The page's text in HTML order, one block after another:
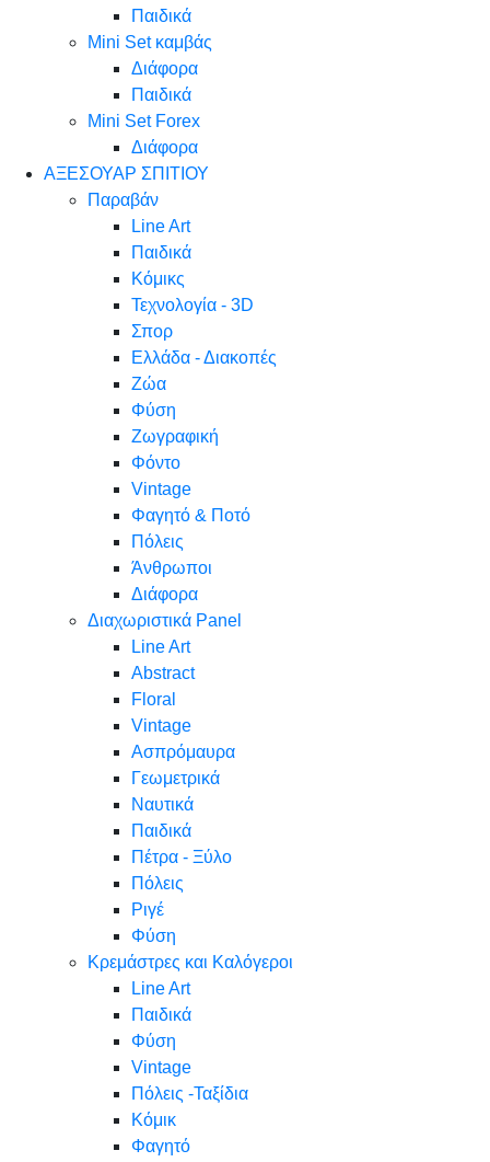
Παιδικά
Mini Set καμβάς
Διάφορα
Παιδικά
Mini Set Forex
Διάφορα
ΑΞΕΣΟΥΑΡ ΣΠΙΤΙΟΥ
Παραβάν
Line Art
Παιδικά
Κόμικς
Τεχνολογία - 3D
Σπορ
Ελλάδα - Διακοπές
Ζώα
Φύση
Ζωγραφική
Φόντο
Vintage
Φαγητό & Ποτό
Πόλεις
Άνθρωποι
Διάφορα
Διαχωριστικά Panel
Line Art
Abstract
Floral
Vintage
Ασπρόμαυρα
Γεωμετρικά
Ναυτικά
Παιδικά
Πέτρα - Ξύλο
Πόλεις
Ριγέ
Φύση
Κρεμάστρες και Καλόγεροι
Line Art
Παιδικά
Φύση
Vintage
Πόλεις -Ταξίδια
Κόμικ
Φαγητό